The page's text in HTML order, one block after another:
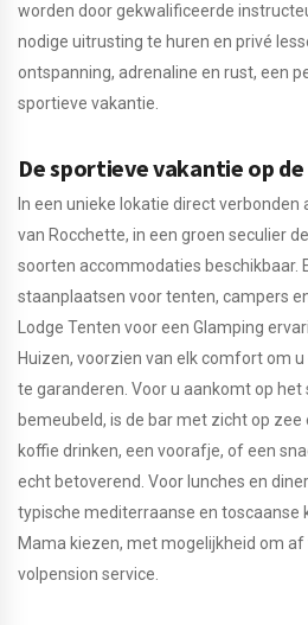
worden door gekwalificeerde
nodige uitrusting te huren en privé
ontspanning, adrenaline en rust, een
sportieve vakantie.
De sportieve vakantie op
In een unieke lokatie direct
van Rocchette, in een groen seculier
soorten accommodaties beschikbaar.
staanplaatsen voor tenten, campers
Lodge Tenten voor een Glamping
Huizen, voorzien van elk comfort om
te garanderen. Voor u aankomt op het
bemeubeld, is de bar met zicht op zee
koffie drinken, een voorafje, of een
echt betoverend. Voor lunches en
typische mediterraanse en toscaanse
Mama kiezen, met mogelijkheid om
volpension service.